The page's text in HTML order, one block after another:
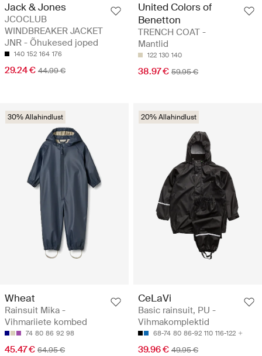
Jack & Jones
JCOCLUB
WINDBREAKER JACKET
JNR - Õhukesed joped
140 152 164 176
29.24 € 44.99 €
United Colors of
Benetton
TRENCH COAT -
Mantlid
122 130 140
38.97 € 59.95 €
30% Allahindlust
Wheat
Rainsuit Mika -
Vihmariiete kombed
74 80 86 92 98
45.47 € 64.95 €
20% Allahindlust
CeLaVi
Basic rainsuit, PU -
Vihmakomplektid
68-74 80 86-92 110 116-122
39.96 € 49.95 €